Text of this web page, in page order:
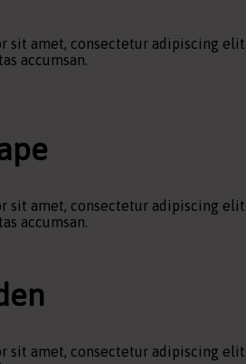
sit amet, consectetur adipiscing
accumsan.
sit amet, consectetur adipiscing
accumsan.
sit amet, consectetur adipiscing